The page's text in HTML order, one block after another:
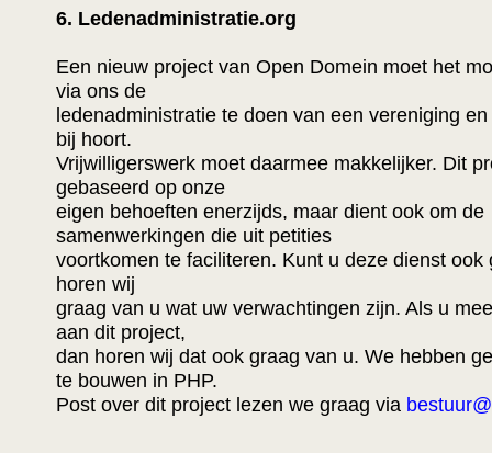
6. Ledenadministratie.org
Een nieuw project van Open Domein moet het
via ons de
ledenadministratie te doen van een vereniging
bij hoort.
Vrijwilligerswerk moet daarmee makkelijker. Dit
gebaseerd op onze
eigen behoeften enerzijds, maar dient ook om de
samenwerkingen die uit petities
voortkomen te faciliteren. Kunt u deze dienst ook
horen wij
graag van u wat uw verwachtingen zijn. Als u
aan dit project,
dan horen wij dat ook graag van u. We hebben
te bouwen in PHP.
Post over dit project lezen we graag via